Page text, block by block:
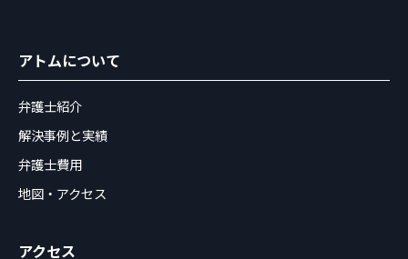
アトムについて
弁護士紹介
解決事例と実績
弁護士費用
地図・アクセス
アクセス